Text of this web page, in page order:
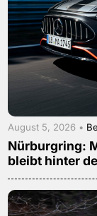
August 5, 2026 •
Nürburgring:
bleibt hinter